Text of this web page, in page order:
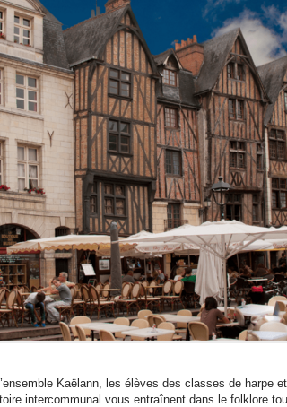
Kaëlann, les élèves des classes de harpe
intercommunal vous entraînent dans le folklore